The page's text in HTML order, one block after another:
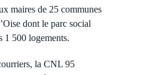
maires de 25 communes
dont le parc social
1 500 logements.
la CNL 95